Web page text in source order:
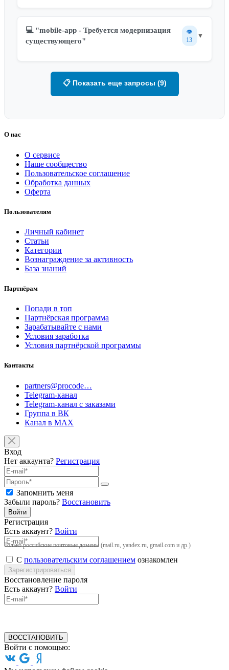
💻 "mobile-app - Требуется модернизация
существующего"
👁️
13
▼
📋 Показать еще запросы (9)
О нас
О сервисе
Наше сообщество
Пользовательское соглашение
Обработка данных
Оферта
Пользователям
Личный кабинет
Статьи
Категории
Вознаграждение за активность
База знаний
Партнёрам
Попади в топ
Партнёрская программа
Зарабатывайте с нами
Условия заработка
Условия партнёрской программы
Контакты
partners@procode…
Telegram-канал
Telegram-канал с заказами
Группа в ВК
Канал в MAX
Вход
Нет аккаунта? Регистрация
Запомнить меня
Забыли пароль? Восстановить
Войти
Регистрация
Есть аккаунт? Войти
Только российские почтовые домены (mail.ru, yandex.ru, gmail.com и др.)
С пользовательским соглашением ознакомлен
Зарегистрироваться
Восстановление пароля
Есть аккаунт? Войти
ВОССТАНОВИТЬ
Войти с помощью: